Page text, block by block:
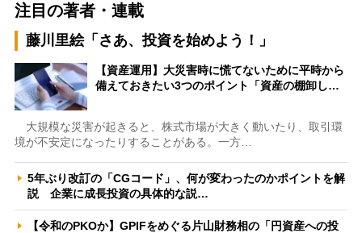
注目の著者・連載
藤川里絵「さあ、投資を始めよう！」
【資産運用】大災害時に慌てないために平時から
備えておきたい3つのポイント「資産の棚卸し…
大規模な災害が起きると、株式市場が大きく動いたり、取引環
境が不安定になったりすることがある。一方…
5年ぶり改訂の「CGコード」、何が変わったのかポイントを解
説 企業に成長投資の具体的な説…
【令和のPKOか】GPIFをめぐる片山財務相の「円資産への投